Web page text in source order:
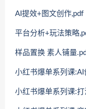
AI提效+图文创作,pdf
平台分析+玩法策略
样品置换 素人铺量
小红书爆单系列课
小红书爆单系列课: